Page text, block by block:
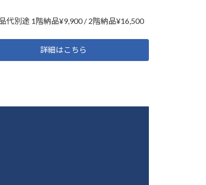
代別途 1階納品¥9,900 / 2階納品¥16,500
詳細はこちら